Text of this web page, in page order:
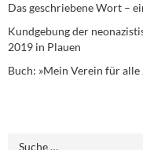
Das geschriebene Wort –
Kundgebung der
2019 in Plauen
Buch: »Mein Verein für alle